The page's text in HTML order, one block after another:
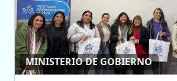
MINISTERIO DE GOBIERNO